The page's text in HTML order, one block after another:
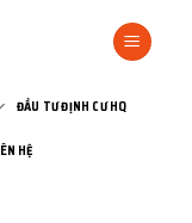
ĐẦU TƯ ĐỊNH CƯ HQ
HỆ